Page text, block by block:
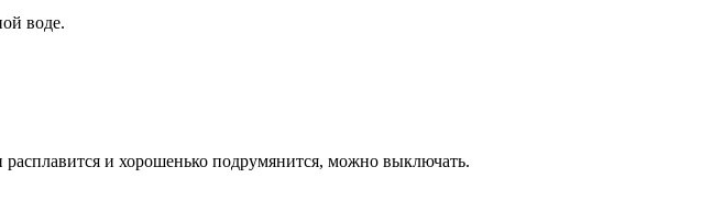
воде.
и хорошенько подрумянится, можно выключать.